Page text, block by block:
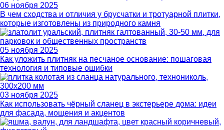
06 ноября 2025
В чем сходства и отличия у брусчатки и тротуарной плитки,
которые изготовлены из природного камня
05 ноября 2025
Как уложить плитняк на песчаное основание: пошаговая
технология и типовые ошибки
03 ноября 2025
Как использовать чёрный сланец в экстерьере дома: идеи
для фасада, мощения и акцентов